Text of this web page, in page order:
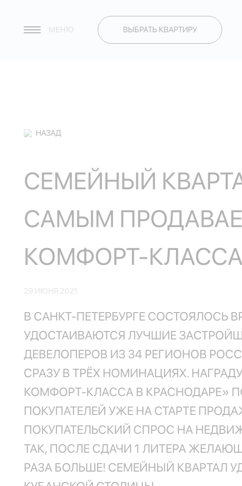
МЕНЮ ВЫБРАТЬ КВАРТИРУ
НАЗАД
СЕМЕЙНЫЙ
САМЫМ
КОМФОРТ-
29 ИЮНЯ 2021
В САНКТ-ПЕТЕРБУРГЕ СОСТОЯЛОСЬ
УДОСТАИВАЮТСЯ ЛУЧШИЕ
ДЕВЕЛОПЕРОВ ИЗ 34 РЕГИОНОВ
СРАЗУ В ТРЁХ НОМИНАЦИЯХ.
КОМФОРТ-КЛАССА В КРАСНОДАРЕ»
ПОКУПАТЕЛЕЙ УЖЕ НА СТАРТЕ
ПОКУПАТЕЛЬСКИЙ СПРОС НА
ТАК, ПОСЛЕ СДАЧИ 1 ЛИТЕРА
РАЗА БОЛЬШЕ! СЕМЕЙНЫЙ КВАРТАЛ